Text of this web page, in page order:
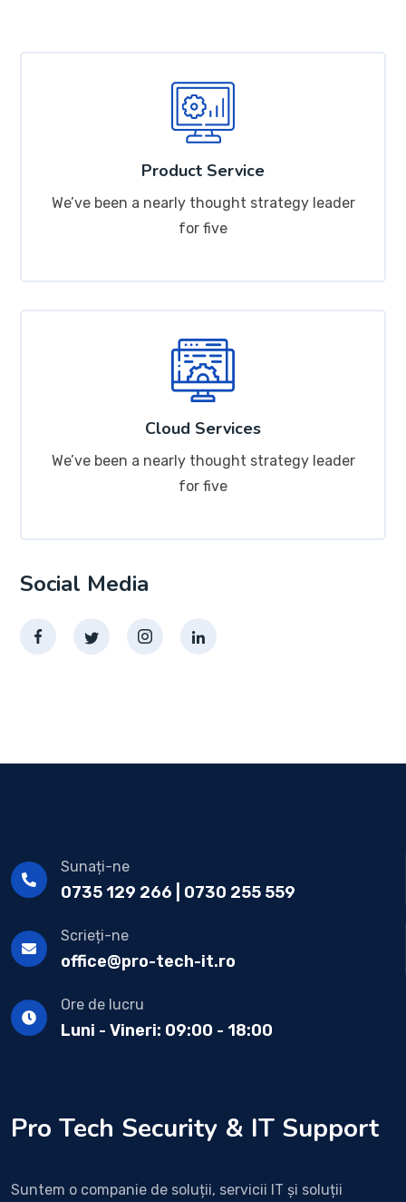
Product Service
We’ve been a nearly thought strategy leader
for five
Cloud Services
We’ve been a nearly thought strategy leader
for five
Social Media
Sunați-ne
0735 129 266 | 0730 255 559
Scrieți-ne
office@pro-tech-it.ro
Ore de lucru
Luni - Vineri: 09:00 - 18:00
Pro Tech Security & IT Support
Suntem o companie de soluții, servicii IT și soluții